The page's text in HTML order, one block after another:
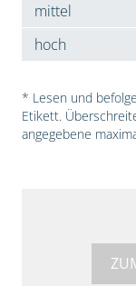
mittel
hoch
* Lesen und
Etikett.
angegebene